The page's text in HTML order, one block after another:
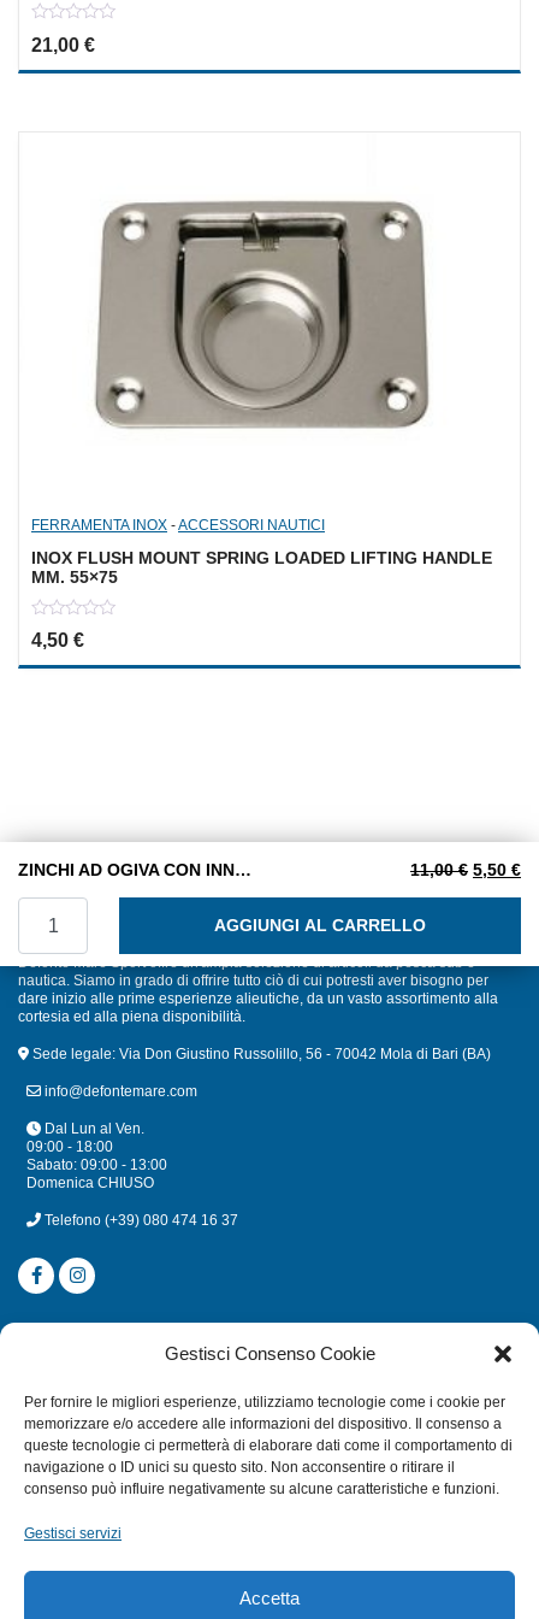
Gestisci Consenso Cookie
Per fornire le migliori esperienze, utilizziamo tecnologie come i cookie per
memorizzare e/o accedere alle informazioni del dispositivo. Il consenso a
queste tecnologie ci permetterà di elaborare dati come il comportamento di
navigazione o ID unici su questo sito. Non acconsentire o ritirare il
consenso può influire negativamente su alcune caratteristiche e funzioni.
Gestisci servizi
Accetta
0
out
21,00 €
FERRAMENTA INOX -ACCESSORI NAUTICI
INOX FLUSH MOUNT SPRING LOADED LIFTING HANDLE
MM. 55×75
0
out
of
4,50 €
ZINCHI AD OGIVA CON INNESTO CONICO ESAGONALE PER ASSI PORTAELICA mm. 30 11,00€ Il
5,50 €Il
AGGIUNGI AL CARRELLO
Defonte Mare Sport offre un'ampia selezione di articoli da pesca sub e
nautica. Siamo in grado di offrire tutto ciò di cui potresti aver bisogno per
dare inizio alle prime esperienze alieutiche, da un vasto assortimento alla
cortesia ed alla piena disponibilità.
Sede legale: Via Don Giustino Russolillo, 56 - 70042 Mola di Bari (BA)
info@defontemare.com
Dal Lun al Ven.
09:00 - 18:00
Sabato: 09:00 - 13:00
Domenica CHIUSO
Telefono (+39) 080 474 16 37
CATEGORIE
MULINELLI
CANNE
ACCESSORI NAUTICI